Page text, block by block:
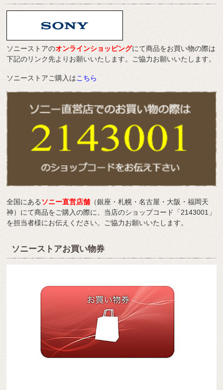
ソニーストアのオンラインショッピングにて商品をお買い物の際は
下記のリンク先よりお願いいたします。ご協力お願いいたします。
ソニーストアご購入はこちら
全国にあるソニー直営店舗 （銀座・札幌・名古屋・大阪・福岡天
神）にて商品をご購入の際に、当店のショップコード「2143001」
を担当者様にお伝えください。ご協力お願いいたします。
ソニーストアお買い物券